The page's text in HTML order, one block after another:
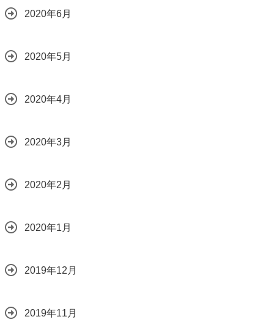
2020年6月
2020年5月
2020年4月
2020年3月
2020年2月
2020年1月
2019年12月
2019年11月